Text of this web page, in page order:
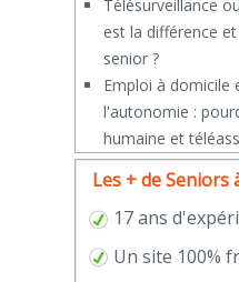
Télésurveillance
est la différence
senior ?
​Emploi à domicile
l'autonomie :
humaine et
Les + de Seniors
17 ans
Un site 100%